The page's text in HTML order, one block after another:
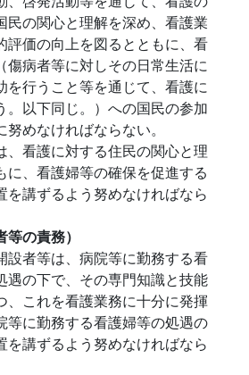
民の関心と理解を深め、看護業
評価の向上を図るとともに、看
傷病者等に対しその日常生活に
を行うこと等を通じて、看護に
。以下同じ。）への国民の参加
めなければならない。
、看護に対する住民の関心と理
に、看護婦等の確保を促進する
を講ずるよう努めなければなら
等の責務）
設者等は、病院等に勤務する看
遇の下で、その専門知識と技能
、これを看護業務に十分に発揮
等に勤務する看護婦等の処遇の
を講ずるよう努めなければなら